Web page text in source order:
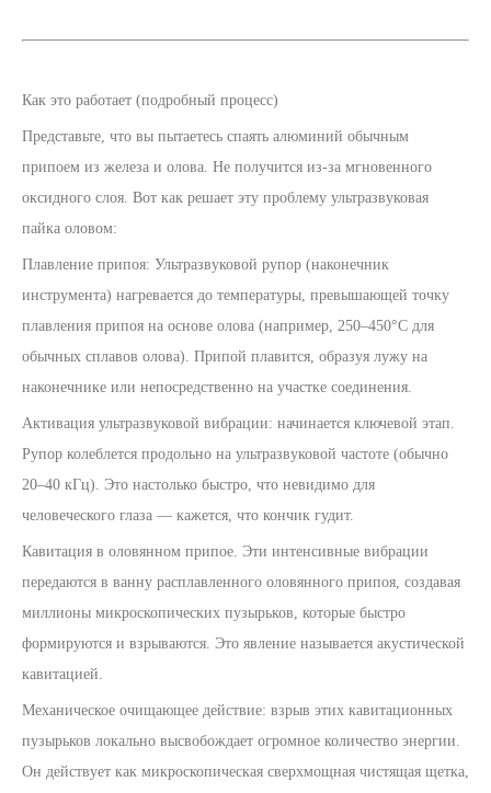
Как это работает (подробный процесс)
Представьте, что вы пытаетесь спаять алюминий обычным
припоем из железа и олова. Не получится из-за мгновенного
оксидного слоя. Вот как решает эту проблему ультразвуковая
пайка оловом:
Плавление припоя: Ультразвуковой рупор (наконечник
инструмента) нагревается до температуры, превышающей точку
плавления припоя на основе олова (например, 250–450°C для
обычных сплавов олова). Припой плавится, образуя лужу на
наконечнике или непосредственно на участке соединения.
Активация ультразвуковой вибрации: начинается ключевой этап.
Рупор колеблется продольно на ультразвуковой частоте (обычно
20–40 кГц). Это настолько быстро, что невидимо для
человеческого глаза — кажется, что кончик гудит.
Кавитация в оловянном припое. Эти интенсивные вибрации
передаются в ванну расплавленного оловянного припоя, создавая
миллионы микроскопических пузырьков, которые быстро
формируются и взрываются. Это явление называется акустической
кавитацией.
Механическое очищающее действие: взрыв этих кавитационных
пузырьков локально высвобождает огромное количество энергии.
Он действует как микроскопическая сверхмощная чистящая щетка,